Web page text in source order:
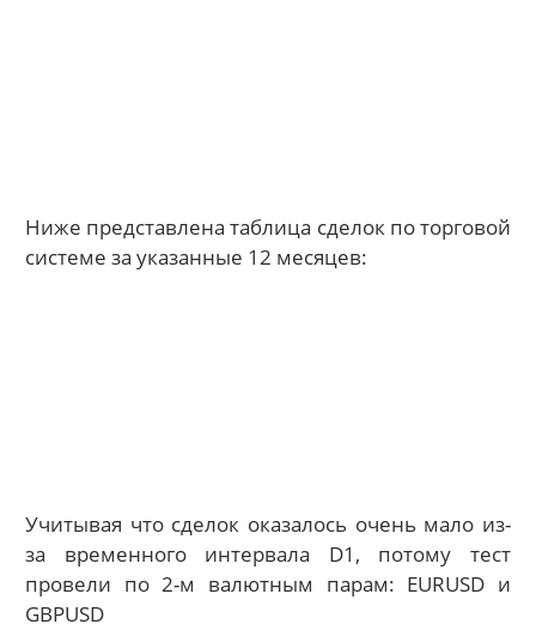
Ниже представлена таблица сделок по торговой
системе за указанные 12 месяцев:
Учитывая что сделок оказалось очень мало из-
за временного интервала D1, потому тест
провели по 2-м валютным парам: EURUSD и
GBPUSD